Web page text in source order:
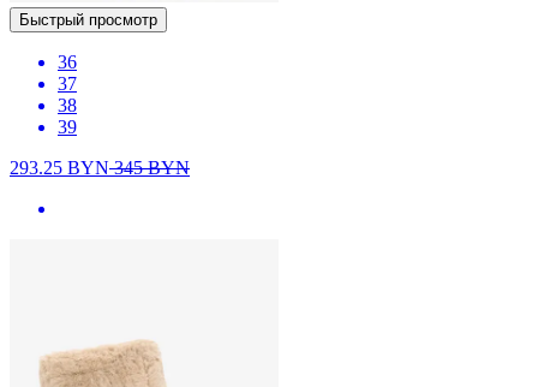
Быстрый просмотр
36
37
38
39
293.25 BYN345BYN